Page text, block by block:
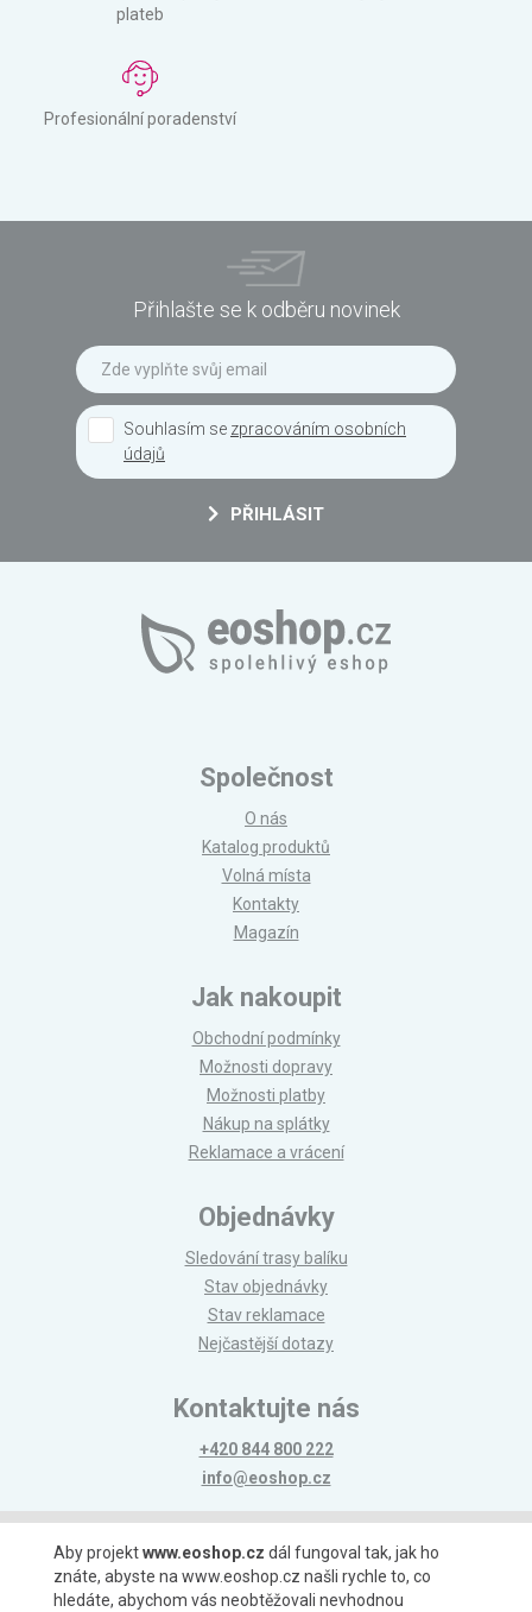
plateb
Profesionální poradenství
Přihlašte se k odběru novinek
Souhlasím se zpracováním osobních
údajů
PŘIHLÁSIT
Společnost
O nás
Katalog produktů
Volná místa
Kontakty
Magazín
Jak nakoupit
Obchodní podmínky
Možnosti dopravy
Možnosti platby
Nákup na splátky
Reklamace a vrácení
Objednávky
Sledování trasy balíku
Stav objednávky
Stav reklamace
Nejčastější dotazy
Kontaktujte nás
+420 844 800 222
info@eoshop.cz
Možnosti platby
Aby projektwww.eoshop.cz dál fungoval tak, jak ho
znáte, abyste na www.eoshop.cz našli rychle to, co
hledáte, abychom vás neobtěžovali nevhodnou